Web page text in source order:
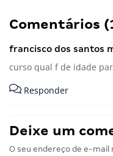
Comentários
francisco dos santos
curso qual f de idade
Responder
Deixe um
O seu endereço de e-mail